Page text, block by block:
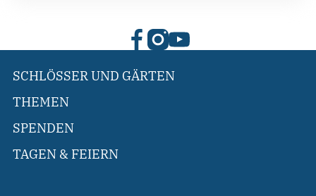
SCHLÖSSER UND GÄRTEN
THEMEN
SPENDEN
TAGEN & FEIERN